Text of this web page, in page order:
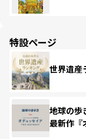
特設ページ
世界遺産
地球の歩
最新作『